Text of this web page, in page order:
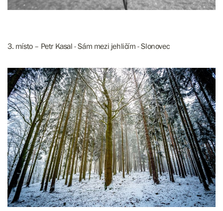
3. místo – Petr Kasal - Sám mezi jehličím - Slonovec